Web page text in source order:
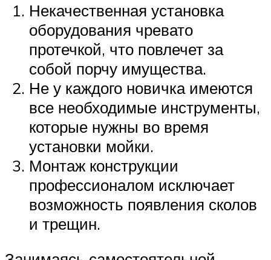
Некачественная установка
оборудования чревато
протечкой, что повлечет за
собой порчу имущества.
Не у каждого новичка имеются
все необходимые инструменты,
которые нужны во время
установки мойки.
Монтаж конструкции
профессионалом исключает
возможность появления сколов
и трещин.